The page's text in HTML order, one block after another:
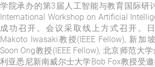
学院承办的第3届人工智能与教育国际研
International Workshop on Artificial
成功召开。会议采取线上方式召开。
Makoto Iwasaki教授(IEEE Fellow), 新加
Soon Ong教授(IEEE Fellow), 北京师范大
利亚悉尼新南威尔士大学Bob Fox教授受